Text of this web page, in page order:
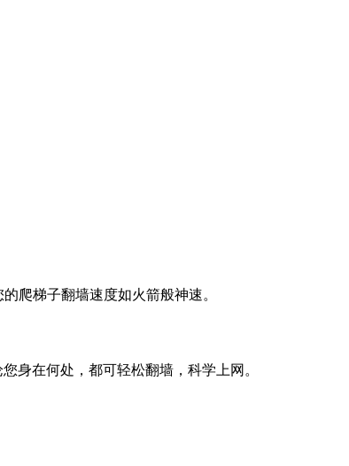
爬梯子翻墙速度如火箭般神速。
身在何处，都可轻松翻墙，科学上网。